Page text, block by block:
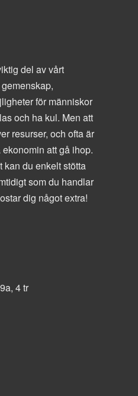
del av vårt
för människor
och ha kul. Men att
resurser, och ofta är
att gå ihop.
kan du enkelt stötta
som du handlar
dig något extra!
4 tr